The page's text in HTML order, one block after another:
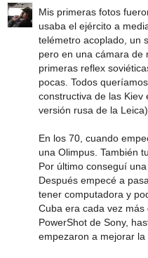
Mis primeras fotos
usaba el ejército a
telémetro acoplado, un
pero en una cámara de
primeras reflex
pocas. Todos
constructiva de las
versión rusa de la
En los 70, cuando
una Olimpus. También
Por último conseguí
Después empecé a
tener computadora y
Cuba era cada vez
PowerShot de Sony,
empezaron a mejorar